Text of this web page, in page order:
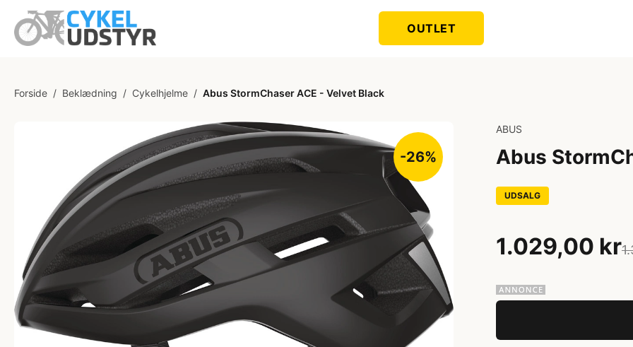
OUTLET
Forside / Beklædning / Cykelhjelme / Abus StormChaser ACE - Velvet Black
-26%
ABUS
Abus
UDSALG
1.029,00 kr